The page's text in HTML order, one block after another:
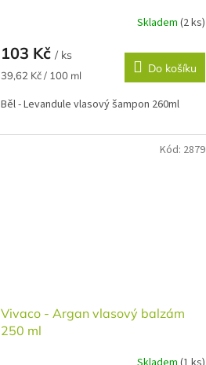
Skladem (2 ks)
103 Kč / ks
Měrná
39,62 Kč / 100 ml Do košíku
Běl - Levandule vlasový šampon 260ml
Vivaco - Argan vlasový balzám
250 ml
Kód: 2879